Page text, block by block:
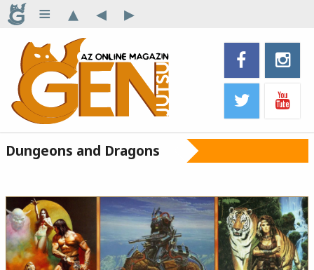
≡ ▴ ◂ ▸
Dungeons and Dragons